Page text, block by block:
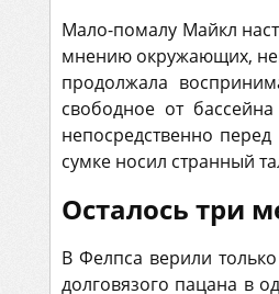
Мало-помалу Майкл
мнению окружающих,
продолжала
свободное от
непосредственно
сумке носил странный
Осталось три
В Фелпса верили
долговязого пацана в